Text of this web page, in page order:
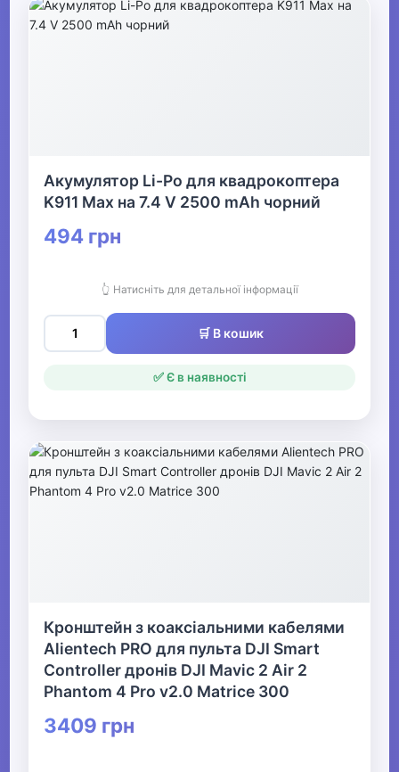
Акумулятор Li-Ро для квадрокоптера
K911 Max на 7.4 V 2500 mAh чорний
494 грн
👆 Натисніть для детальної інформації
🛒 В кошик
✅ Є в наявності
Кронштейн з коаксіальними кабелями
Alientech PRO для пульта DJI Smart
Controller дронів DJI Mavic 2 Air 2
Phantom 4 Pro v2.0 Matrice 300
3409 грн